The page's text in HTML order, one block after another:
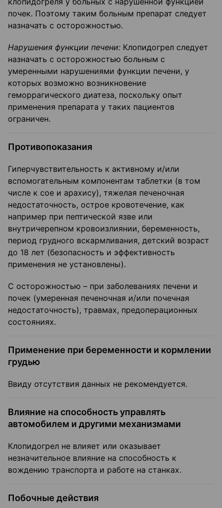
почек. Поэтому таким больным препарат следует
назначать с осторожностью.
Нарушения функции печени: Клопидогрел следует
назначать с осторожностью больным с
умеренными нарушениями функции печени, у
которых возможно возникновение
геморрагического диатеза, поскольку опыт
применения препарата у таких пациентов
ограничен.
Противопоказания
Гиперчувствительность к активному и/или
вспомогательным компонентам таблетки (в том
числе к сое и арахису), тяжелая печеночная
недостаточность, острое кровотечение, как
например при пептической язве или
внутричерепном кровоизлиянии, беременность,
период грудного вскармливания, детский возраст
до 18 лет (безопасность и эффективность
применения не установлены).
С осторожностью – при заболеваниях печени и
почек (умеренная печеночная и/или почечная
недостаточность), травмах, предоперационных
состояниях.
Применение при беременности и кормлении
грудью
Ввиду отсутствия данных не рекомендуется.
Влияние на способность управлять
автомобилем и другими механизмами
Клопидогрел не влияет или оказывает
незначительное влияние на способность к
вождению транспорта и работе на станках.
Побочные действия